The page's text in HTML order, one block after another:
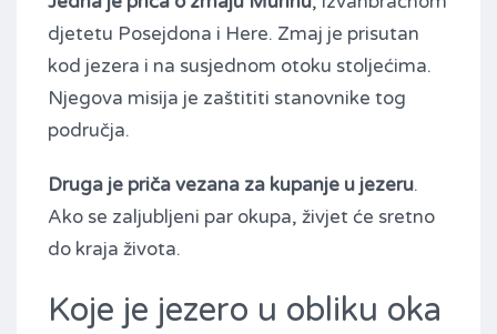
djetetu Posejdona i Here. Zmaj je prisutan
kod jezera i na susjednom otoku stoljećima.
Njegova misija je zaštititi stanovnike tog
područja.
Druga je priča vezana za kupanje u jezeru.
Ako se zaljubljeni par okupa, živjet će sretno
do kraja života.
Koje je jezero u obliku oka